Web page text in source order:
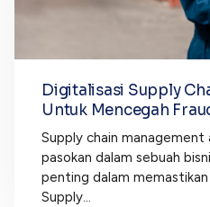
Food & Beverages
Kelola Multi Outlet &
Kelola Pembayaran
Health & Beauty
Terima Pembayaran
Digitalisasi Supply
Untuk Mencegah
Supply chain
pasokan dalam sebuah
penting dalam memastikan
Supply...